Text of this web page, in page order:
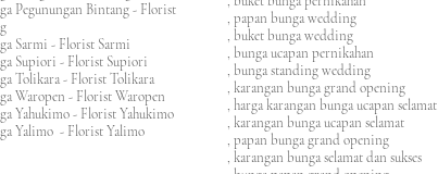
Pegunungan Bintang - Florist
Sarmi - Florist Sarmi
Supiori - Florist Supiori
Tolikara - Florist Tolikara
Waropen - Florist Waropen
Yahukimo - Florist Yahukimo
Yalimo - Florist Yalimo
, papan bunga wedding
, buket bunga wedding
, bunga ucapan pernikahan
, bunga standing wedding
, karangan bunga grand opening
, harga karangan bunga ucapan selamat
, karangan bunga ucapan selamat
, papan bunga grand opening
, karangan bunga selamat dan sukses